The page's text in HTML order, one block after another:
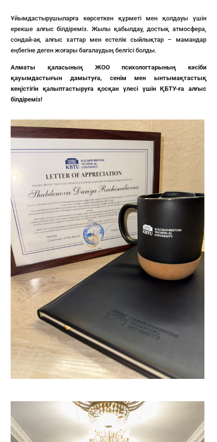
Ұйымдастырушыларға көрсеткен құрметі мен қолдауы үшін
ерекше алғыс білдіреміз. Жылы қабылдау, достық атмосфера,
сондай-ақ алғыс хаттар мен естелік сыйлықтар – мамандар
еңбегіне деген жоғары бағалаудың белгісі болды.
Алматы қаласының ЖОО психологтарының кәсіби
қауымдастығын дамытуға, сенім мен ынтымақтастық
кеңістігін қалыптастыруға қосқан үлесі үшін ҚБТУ-ға алғыс
білдіреміз!